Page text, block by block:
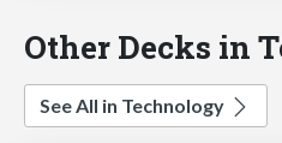
Other Decks in
See All in Technology